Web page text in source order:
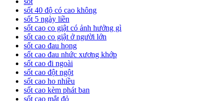
sốt 40 độ có cao không
sốt 5 ngày liền
sốt cao co giật có ảnh hưởng gì
sốt cao co giật ở người lớn
sốt cao đau họng
sốt cao đau nhức xương khớp
sốt cao đi ngoài
sốt cao đột ngột
sốt cao ho nhiều
sốt cao kèm phát ban
sốt cao mắt đỏ